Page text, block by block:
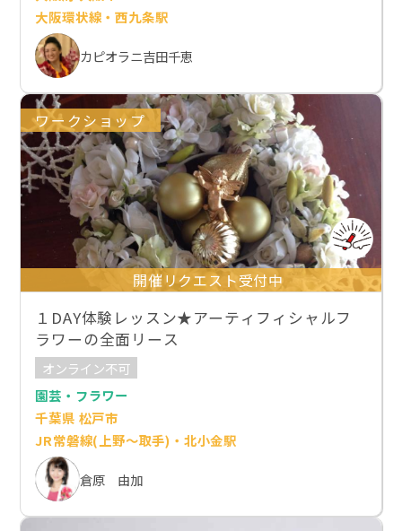
大阪環状線・西九条駅
カピオラニ吉田千恵
ワークショップ
開催リクエスト受付中
１DAY体験レッスン★アーティフィシャルフ
ラワーの全面リース
オンライン不可
園芸・フラワー
千葉県 松戸市
JR常磐線(上野～取手)・北小金駅
倉原 由加